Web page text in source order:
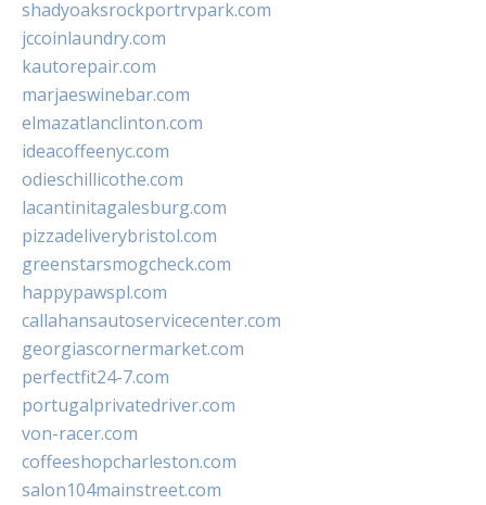
shadyoaksrockportrvpark.com
jccoinlaundry.com
kautorepair.com
marjaeswinebar.com
elmazatlanclinton.com
ideacoffeenyc.com
odieschillicothe.com
lacantinitagalesburg.com
pizzadeliverybristol.com
greenstarsmogcheck.com
happypawspl.com
callahansautoservicecenter.com
georgiascornermarket.com
perfectfit24-7.com
portugalprivatedriver.com
von-racer.com
coffeeshopcharleston.com
salon104mainstreet.com